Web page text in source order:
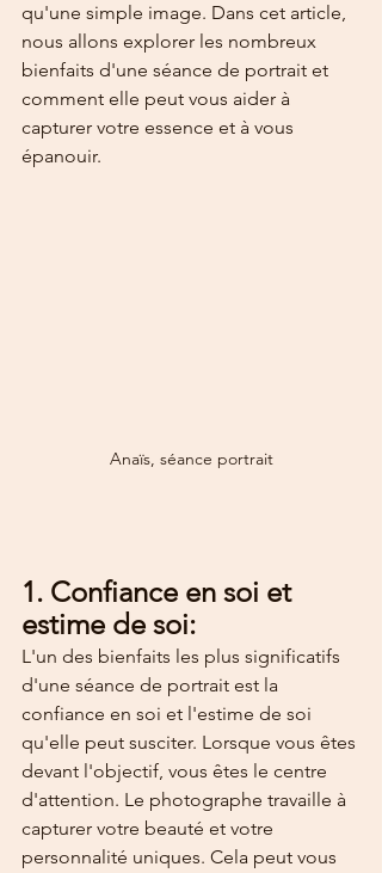
qu'une simple image. Dans cet article,
nous allons explorer les nombreux
bienfaits d'une séance de portrait et
comment elle peut vous aider à
capturer votre essence et à vous
épanouir.
Anaïs, séance portrait
1. Confiance en soi et
estime de soi:
L'un des bienfaits les plus significatifs
d'une séance de portrait est la
confiance en soi et l'estime de soi
qu'elle peut susciter. Lorsque vous êtes
devant l'objectif, vous êtes le centre
d'attention. Le photographe travaille à
capturer votre beauté et votre
personnalité uniques. Cela peut vous